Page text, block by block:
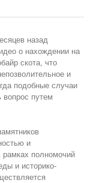
назад
о нахождении на
скота, что
и
подобные случаи
вопрос путем
и
полномочий
и историко-